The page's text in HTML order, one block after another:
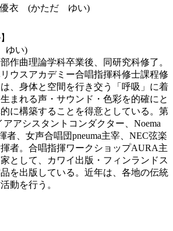
ゆい)
作曲理論学科卒業後、同研究科修了。
ウスアカデミー合唱指揮科修士課程修
、身体と空間を行き交う「呼吸」に着
まれる声・サウンド・色彩を的確にと
に構築することを得意としている。第
アシスタントコンダクター、Noema
者、女声合唱団pneuma主宰、NEC弦楽
者。合唱指揮ワークショップAURA主
として、カワイ出版・フィンランドス
を出版している。近年は、各地の伝統
動を行う。